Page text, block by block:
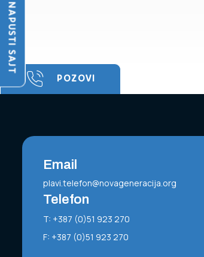
POZOVI
Email
plavi.telefon@novageneracija.org
Telefon
T: +387 (0)51 923 270
F: +387 (0)51 923 270
NAPUSTI SAJT